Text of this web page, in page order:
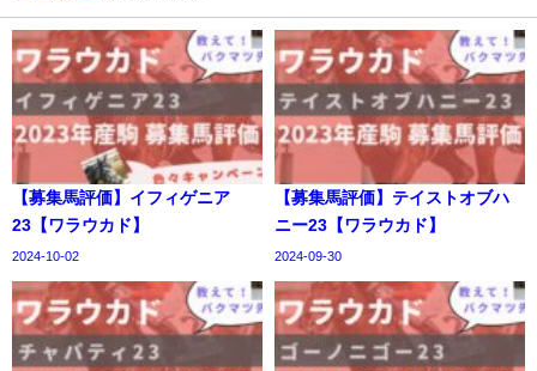
【募集馬評価】イフィゲニア
23【ワラウカド】
2024-10-02
【募集馬評価】テイストオブハ
ニー23【ワラウカド】
2024-09-30